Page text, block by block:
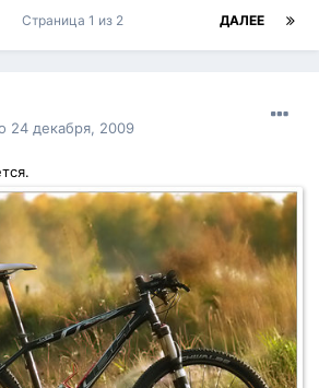
ДАЛЕЕ
Страница 1 из 2
24 декабря, 2009